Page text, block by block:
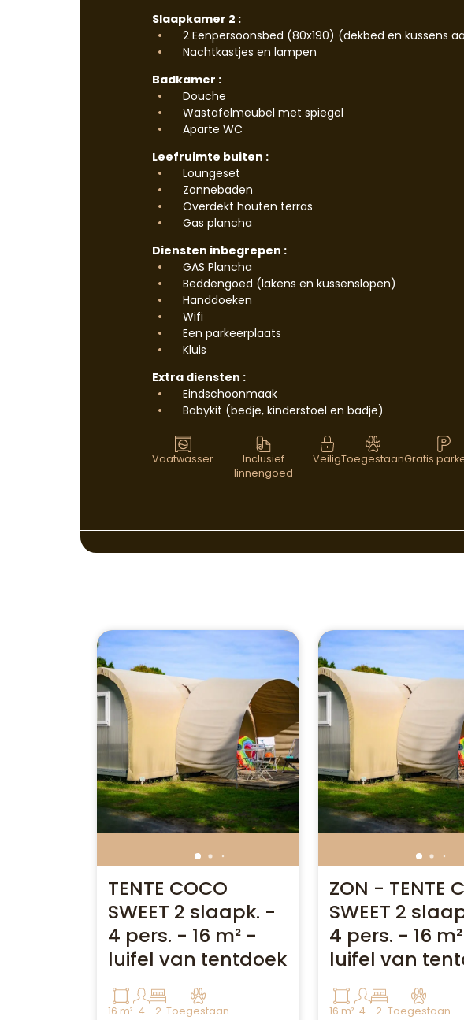
Slaapkamer 2 :
2 Eenpersoonsbed (80x190) (dekbed en kussens
Nachtkastjes en lampen
Badkamer :
Douche
Wastafelmeubel met spiegel
Aparte WC
Leefruimte buiten :
Loungeset
Zonnebaden
Overdekt houten terras
Gas plancha
Diensten inbegrepen :
GAS Plancha
Beddengoed (lakens en kussenslopen)
Handdoeken
Wifi
Een parkeerplaats
Kluis
Extra diensten :
Eindschoonmaak
Babykit (bedje, kinderstoel en badje)
Vaatwasser
Inclusief
linnengoed
VeiligToegestaanGratis
TENTE COCO
SWEET 2 slaapk. -
4 pers. - 16 m² -
luifel van tentdoek
16 m² 4 2 Toegestaan
ZON - TENTE
SWEET 2
4 pers. - 16
luifel van
16 m² 4 2 Toegestaan